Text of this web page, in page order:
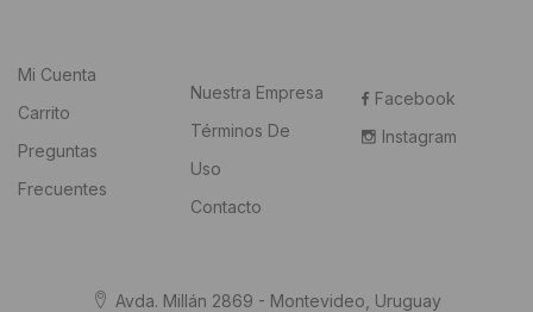
Mi Cuenta
Carrito
Preguntas
Frecuentes
Nuestra Empresa
Términos De
Uso
Contacto
Facebook
Instagram
Avda. Millán 2869 - Montevideo, Uruguay